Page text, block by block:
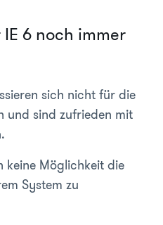
6 noch immer
sich nicht für die
und sind zufrieden mit
keine Möglichkeit die
System zu